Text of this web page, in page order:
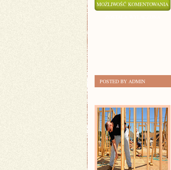
MOŻLIWOŚĆ KOMENTOWANIA
POSTED BY ADMIN